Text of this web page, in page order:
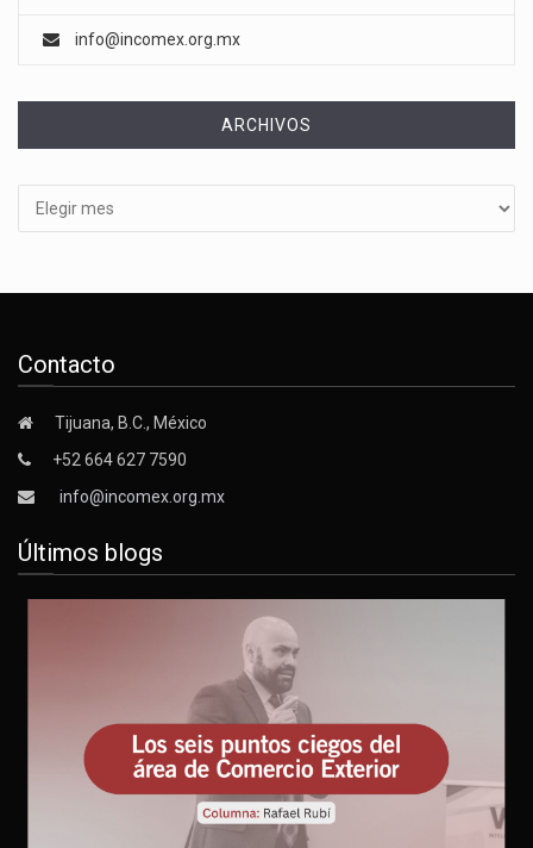
info@incomex.org.mx
ARCHIVOS
Contacto
Tijuana, B.C., México
+52 664 627 7590
info@incomex.org.mx
Últimos blogs